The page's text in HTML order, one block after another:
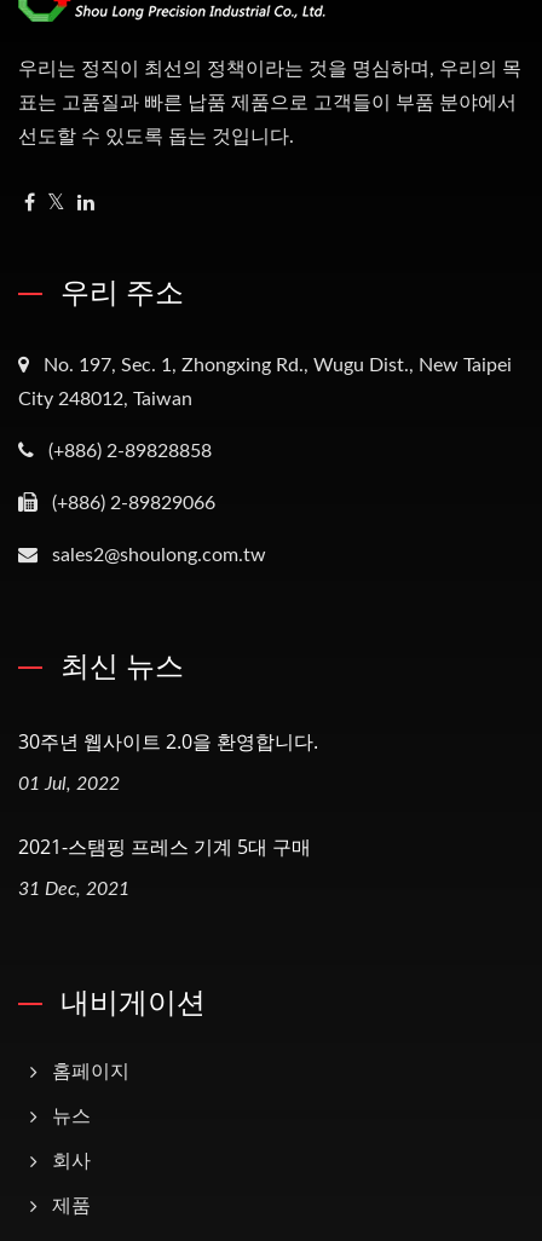
우리는 정직이 최선의 정책이라는 것을 명심하며, 우리의 목
표는 고품질과 빠른 납품 제품으로 고객들이 부품 분야에서
선도할 수 있도록 돕는 것입니다.
우리 주소
No. 197, Sec. 1, Zhongxing Rd., Wugu Dist., New Taipei
City 248012, Taiwan
(+886) 2-89828858
(+886) 2-89829066
sales2@shoulong.com.tw
최신 뉴스
30주년 웹사이트 2.0을 환영합니다.
01 Jul, 2022
2021-스탬핑 프레스 기계 5대 구매
31 Dec, 2021
내비게이션
홈페이지
뉴스
회사
제품